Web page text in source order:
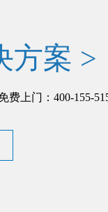
方案 >
费上门：400-155-